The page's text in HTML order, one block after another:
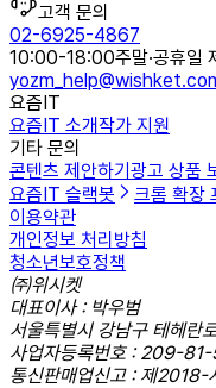
고객 문의
02-6925-4867
10:00-18:00주말·공휴일
요즘IT
요즘IT 소개작가 지원
기타 문의
콘텐츠 제안하기 광고 상품
요즘IT 슬랙봇
크롬 확장
이용약관
개인정보 처리방침
청소년보호정책
㈜위시켓
대표이사 : 박우범
서울특별시 강남구 테헤란
사업자등록번호 : 209-
통신판매업신고 : 제